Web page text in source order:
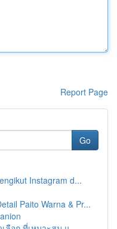
Report Page
Go
Instagram d...
Paito Warna & Pr...